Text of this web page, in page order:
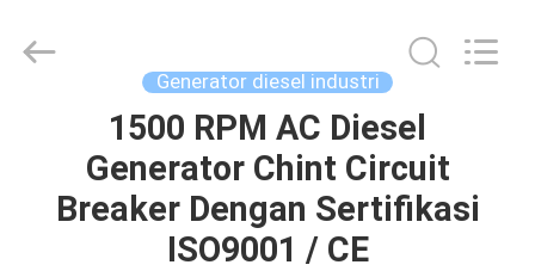
RUMAH
PRODUK
POWER
CO.,LTD.
Generator diesel industri
1500 RPM AC Diesel
Generator Chint Circuit
Breaker Dengan Sertifikasi
ISO9001 / CE